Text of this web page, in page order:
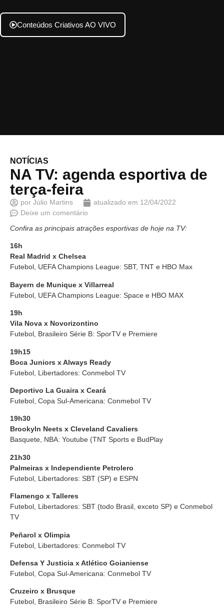
Conteúdos Criativos AO VIVO
NOTÍCIAS
NA TV: agenda esportiva de
terça-feira
por Júlio Martins atualizado em 12/04/2022
Deixe um comentário
Confira as principais atrações esportivas de hoje na TV:
16h
Real Madrid x Chelsea
Futebol, UEFA Champions League: SBT, TNT e HBO Max
Bayern de Munique x Villarreal
Futebol, UEFA Champions League: Space e HBO MAX
19h
Vila Nova x Novorizontino
Futebol, Brasileiro Série B: SporTV e Premiere
19h15
Boca Juniors x Always Ready
Futebol, Libertadores: Conmebol TV
Deportivo La Guaira x Ceará
Futebol, Copa Sul-Americana: Conmebol TV
19h30
Brookyln Neets x Cleveland Cavaliers
Basquete, NBA: Youtube (TNT Sports e BudPlay
21h30
Palmeiras x Independiente Petrolero
Futebol, Libertadores: SBT (SP) e ESPN
Flamengo x Talleres
Futebol, Libertadores: SBT (todo Brasil, exceto SP) e Conmebol
TV
Peñarol x Olimpia
Futebol, Libertadores: Conmebol TV
Defensa Y Justicia x Atlético Goianiense
Futebol, Copa Sul-Americana: Conmebol TV
Cruzeiro x Brusque
Futebol, Brasileiro Série B: SporTV e Premiere